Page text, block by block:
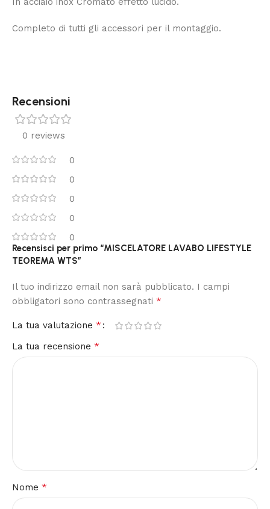
Completo di tutti gli accessori per il montaggio.
Recensioni
0 reviews
0
0
0
0
0
Recensisci per primo “MISCELATORE LAVABO LIFESTYLE
TEOREMA WTS”
Il tuo indirizzo email non sarà pubblicato. I campi
obbligatori sono contrassegnati *
La tua valutazione *
La tua recensione *
Nome *